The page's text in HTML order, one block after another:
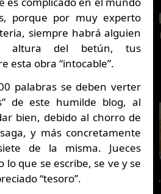
porque por muy experto
siempre habrá alguien
del betún, tus
esta obra “intocable”.
palabras se deben verter
de este humilde blog, al
bien, debido al chorro de
y más concretamente
de la misma. Jueces
lo que se escribe, se ve y se
“tesoro”.